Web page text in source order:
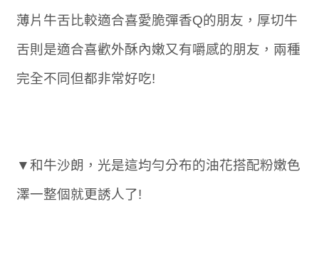
薄片牛舌比較適合喜愛脆彈香Q的朋友，厚切牛
舌則是適合喜歡外酥內嫩又有嚼感的朋友，兩種
完全不同但都非常好吃!
▼和牛沙朗，光是這均勻分布的油花搭配粉嫩色
澤一整個就更誘人了!